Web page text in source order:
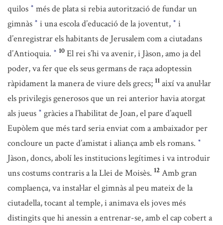
quilos * més de plata si rebia autorització de fundar un
gimnàs * i una escola d’educació de la joventut, * i
d’enregistrar els habitants de Jerusalem com a ciutadans
d’Antioquia. * 10 El rei s’hi va avenir, i Jàson, amo ja del
poder, va fer que els seus germans de raça adoptessin
ràpidament la manera de viure dels grecs; 11 així va anul·lar
els privilegis generosos que un rei anterior havia atorgat
als jueus * gràcies a l’habilitat de Joan, el pare d’aquell
Eupòlem que més tard seria enviat com a ambaixador per
concloure un pacte d’amistat i aliança amb els romans. *
Jàson, doncs, abolí les institucions legítimes i va introduir
uns costums contraris a la Llei de Moisès. 12 Amb gran
complaença, va instal·lar el gimnàs al peu mateix de la
ciutadella, tocant al temple, i animava els joves més
distingits que hi anessin a entrenar-se, amb el cap cobert a